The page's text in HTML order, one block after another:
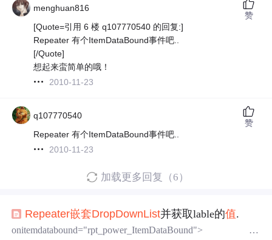
menghuan816
[Quote=引用 6 楼 q107770540 的回复:]
Repeater 有个ItemDataBound事件吧..
[/Quote]
想起来蛮简单的哦！
2010-11-23
赞
q107770540
Repeater 有个ItemDataBound事件吧..
2010-11-23
赞
加载更多回复（6）
Repeater嵌套DropDownList并获取lable的值.
onitemdatabound="rpt_power_ItemDataBound">